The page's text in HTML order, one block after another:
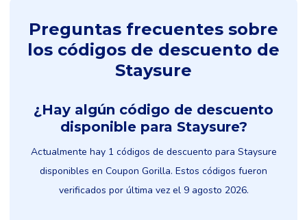
Preguntas frecuentes sobre
los códigos de descuento de
Staysure
¿Hay algún código de descuento
disponible para Staysure?
Actualmente hay 1 códigos de descuento para Staysure
disponibles en Coupon Gorilla. Estos códigos fueron
verificados por última vez el 9 agosto 2026.